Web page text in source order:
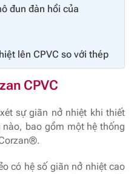
đun đàn hồi của
lên CPVC so với thép
CPVC
sự giãn nở nhiệt khi thiết
bao gồm một hệ thống
có hệ số giãn nở nhiệt cao